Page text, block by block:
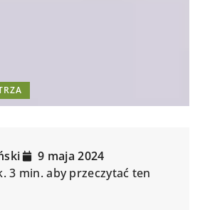
9 maja 2024
3 min. aby przeczytać ten